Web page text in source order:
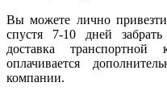
Вы можете лично
спустя 7-10 дней
доставка
оплачивается
компании.